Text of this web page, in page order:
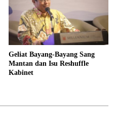
Geliat Bayang-Bayang Sang
Mantan dan Isu Reshuffle
Kabinet